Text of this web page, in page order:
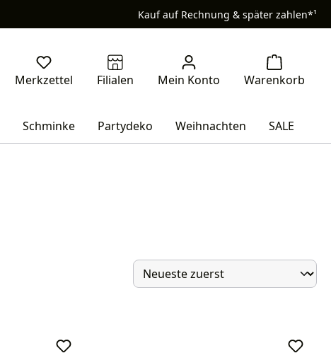
Kauf auf Rechnung & später zahlen*¹
Schminke Partydeko Weihnachten SALE